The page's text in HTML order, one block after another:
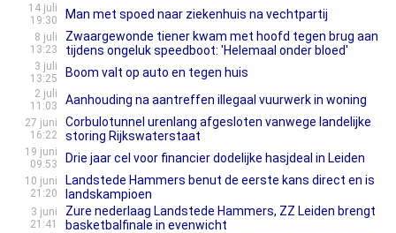
14 juli
19:30
Man met spoed naar ziekenhuis na vechtpartij
8 juli
13:23
Zwaargewonde tiener kwam met hoofd tegen brug aan
tijdens ongeluk speedboot: 'Helemaal onder bloed'
3 juli
13:25
Boom valt op auto en tegen huis
2 juli
11:03
Aanhouding na aantreffen illegaal vuurwerk in woning
27 juni
16:22
Corbulotunnel urenlang afgesloten vanwege landelijke
storing Rijkswaterstaat
19 juni
09:53
Drie jaar cel voor financier dodelijke hasjdeal in Leiden
10 juni
21:20
Landstede Hammers benut de eerste kans direct en is
landskampioen
3 juni
21:41
Zure nederlaag Landstede Hammers, ZZ Leiden brengt
basketbalfinale in evenwicht